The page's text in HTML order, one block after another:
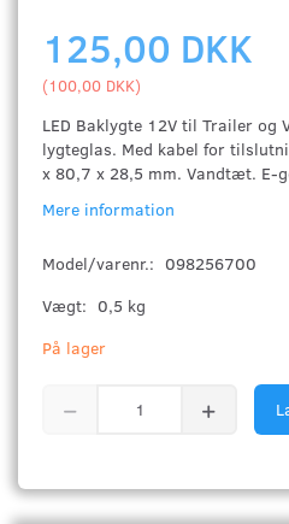
125,00 DKK
(100,00 DKK)
LED Baklygte 12V til Trailer og
lygteglas. Med kabel for
x 80,7 x 28,5 mm. Vandtæt. E-
Mere information
Model/varenr.: 098256700
Vægt: 0,5 kg
På lager